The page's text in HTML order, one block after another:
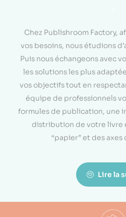
Chez Publishroom Factory,
vos besoins, nous étudions
Puis nous échangeons avec
les solutions les plus
vos objectifs tout en
équipe de professionnels
formules de publication, une
distribution de votre livre
“papier” et des
Lire la